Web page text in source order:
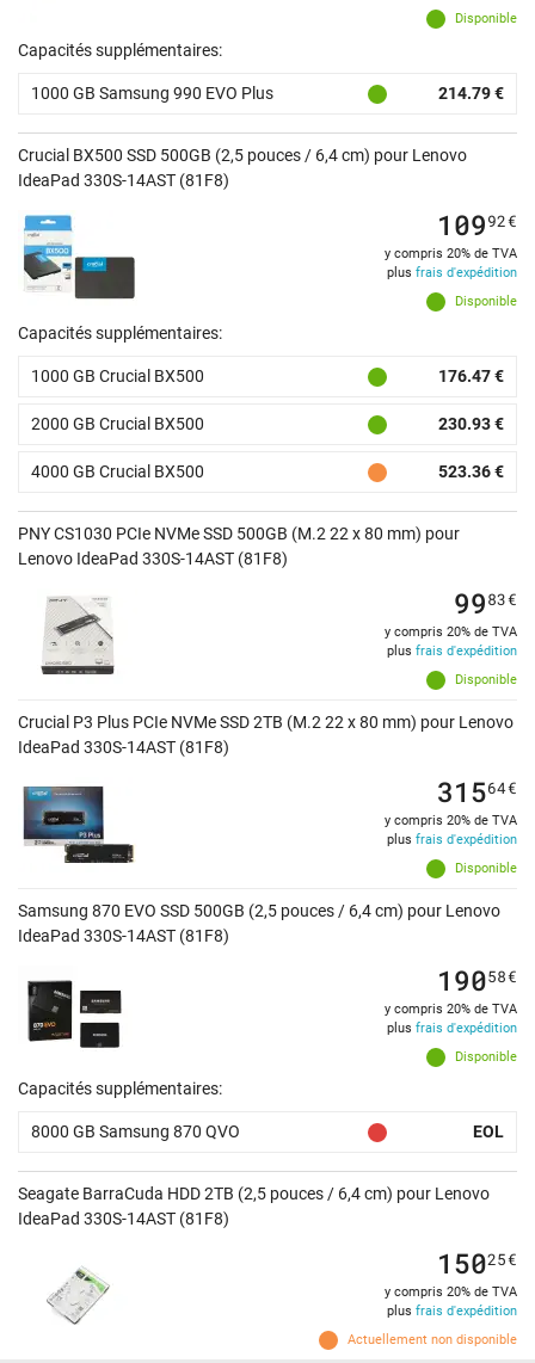
Disponible
Capacités supplémentaires:
1000 GB Samsung 990 EVO Plus 214.79 €
Crucial BX500 SSD 500GB (2,5 pouces / 6,4 cm) pour Lenovo
IdeaPad 330S-14AST (81F8)
Disponible
10992€
y compris 20% de TVA
plus frais d'expédition
Capacités supplémentaires:
1000 GB Crucial BX500 176.47 €
2000 GB Crucial BX500 230.93 €
4000 GB Crucial BX500 523.36 €
PNY CS1030 PCIe NVMe SSD 500GB (M.2 22 x 80 mm) pour
Lenovo IdeaPad 330S-14AST (81F8)
Disponible
9983€
y compris 20% de TVA
plus frais d'expédition
Crucial P3 Plus PCIe NVMe SSD 2TB (M.2 22 x 80 mm) pour Lenovo
IdeaPad 330S-14AST (81F8)
Disponible
31564€
y compris 20% de TVA
plus frais d'expédition
Samsung 870 EVO SSD 500GB (2,5 pouces / 6,4 cm) pour Lenovo
IdeaPad 330S-14AST (81F8)
Disponible
19058€
y compris 20% de TVA
plus frais d'expédition
Capacités supplémentaires:
8000 GB Samsung 870 QVO EOL
Seagate BarraCuda HDD 2TB (2,5 pouces / 6,4 cm) pour Lenovo
IdeaPad 330S-14AST (81F8)
Actuellement non disponible
15025€
y compris 20% de TVA
plus frais d'expédition